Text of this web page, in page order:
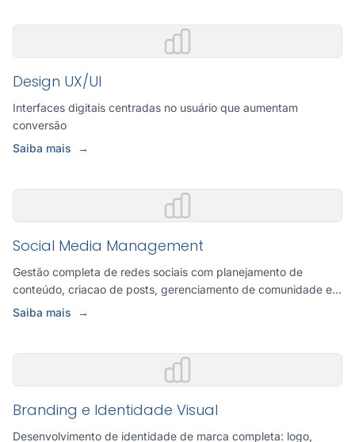
Design UX/UI
Interfaces digitais centradas no usuário que aumentam
conversão
Saiba mais
→
Social Media Management
Gestão completa de redes sociais com planejamento de
conteúdo, criacao de posts, gerenciamento de comunidade e
analise d...
Saiba mais →
Branding e Identidade Visual
Desenvolvimento de identidade de marca completa: logo,